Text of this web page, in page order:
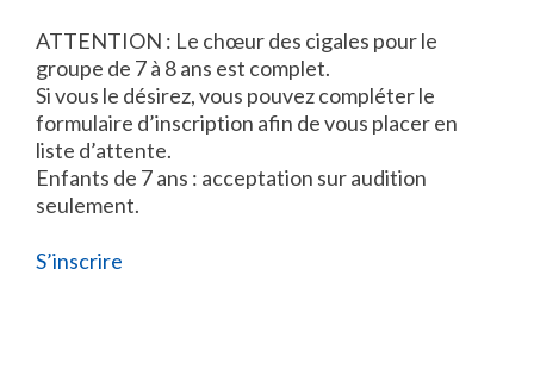
ATTENTION : Le chœur des cigales pour le
groupe de 7 à 8 ans est complet.
Si vous le désirez, vous pouvez compléter le
formulaire d’inscription afin de vous placer en
liste d’attente.
Enfants de 7 ans : acceptation sur audition
seulement.
S’inscrire